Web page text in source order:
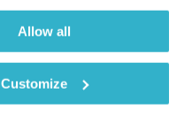
Allow all
Customize